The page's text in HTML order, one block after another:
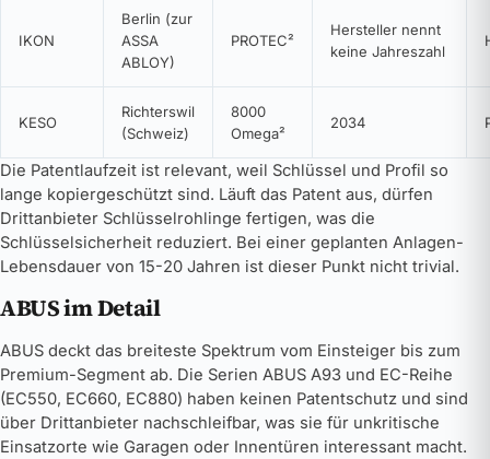
IKON
Berlin (zur
ASSA
ABLOY)
PROTEC²
Hersteller nennt
keine Jahreszahl
KESO
Richterswil
(Schweiz)
8000
Omega²
2034
Die Patentlaufzeit ist relevant, weil Schlüssel und Profil so
lange kopiergeschützt sind. Läuft das Patent aus, dürfen
Drittanbieter Schlüsselrohlinge fertigen, was die
Schlüsselsicherheit reduziert. Bei einer geplanten Anlagen-
Lebensdauer von 15-20 Jahren ist dieser Punkt nicht trivial.
ABUS im Detail
ABUS deckt das breiteste Spektrum vom Einsteiger bis zum
Premium-Segment ab. Die Serien ABUS A93 und EC-Reihe
(EC550, EC660, EC880) haben keinen Patentschutz und sind
über Drittanbieter nachschleifbar, was sie für unkritische
Einsatzorte wie Garagen oder Innentüren interessant macht.